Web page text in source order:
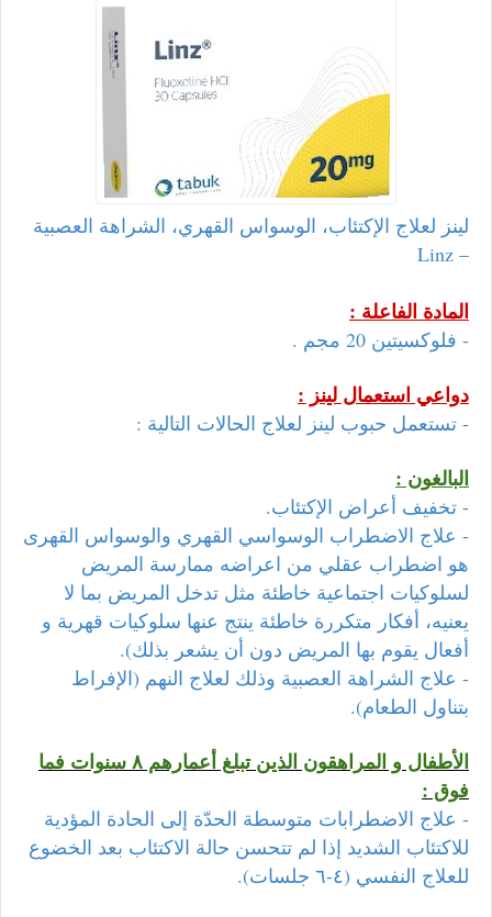
لينز لعلاج الإكتئاب، الوسواس القهري، الشراهة العصبية
– Linz
المادة الفاعلة :
- فلوكسيتين 20 مجم .
دواعي استعمال لينز :
- تستعمل حبوب لينز لعلاج الحالات التالية :
البالغون :
- تخفيف أعراض الإكتئاب.
- علاج الاضطراب الوسواسي القهري والوسواس القهرى
هو اضطراب عقلي من اعراضه ممارسة المريض
لسلوكيات اجتماعية خاطئة مثل تدخل المريض بما لا
يعنيه، أفكار متكررة خاطئة ينتج عنها سلوكيات قهرية و
أفعال يقوم بها المريض دون أن يشعر بذلك).
- علاج الشراهة العصبية وذلك لعلاج النهم (الإفراط
بتناول الطعام).
الأطفال و المراهقون الذين تبلغ أعمارهم ٨ سنوات فما
فوق :
- علاج الاضطرابات متوسطة الحدّة إلى الحادة المؤدية
للاكتئاب الشديد إذا لم تتحسن حالة الاكتئاب بعد الخضوع
للعلاج النفسي (٤-٦ جلسات).